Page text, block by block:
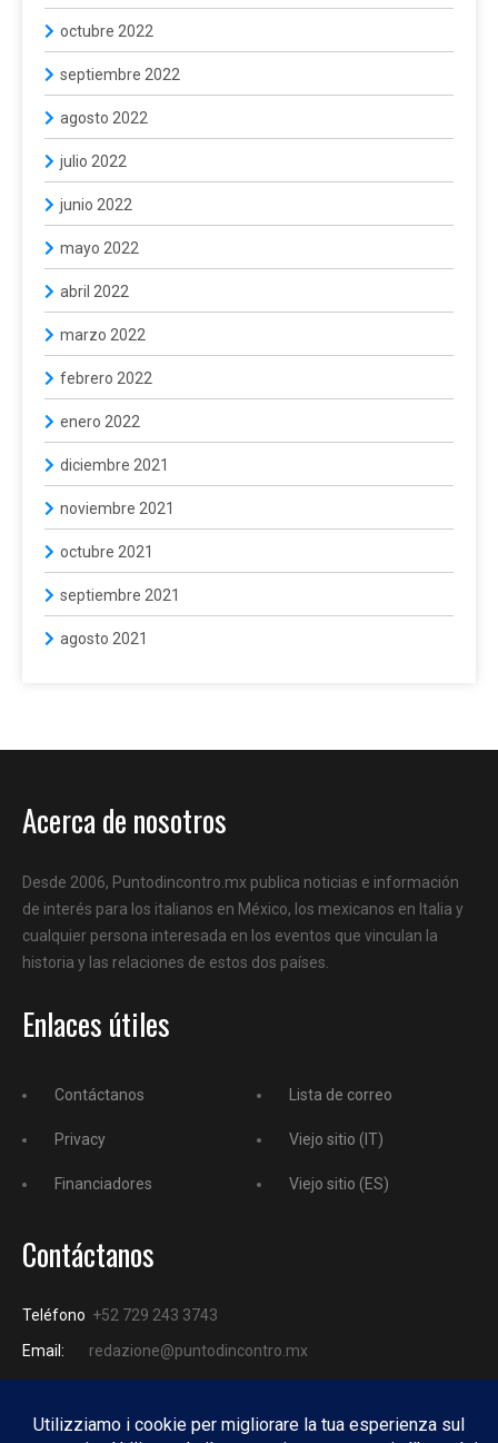
octubre 2022
septiembre 2022
agosto 2022
julio 2022
junio 2022
mayo 2022
abril 2022
marzo 2022
febrero 2022
enero 2022
diciembre 2021
noviembre 2021
octubre 2021
septiembre 2021
agosto 2021
Acerca de nosotros
Desde 2006, Puntodincontro.mx publica noticias e información
de interés para los italianos en México, los mexicanos en Italia y
cualquier persona interesada en los eventos que vinculan la
historia y las relaciones de estos dos países.
Enlaces útiles
Contáctanos
Privacy
Financiadores
Lista de correo
Viejo sitio (IT)
Viejo sitio (ES)
Contáctanos
Teléfono +52 729 243 3743
Email:
redazione@puntodincontro.mx
PUNTODINCONTRO